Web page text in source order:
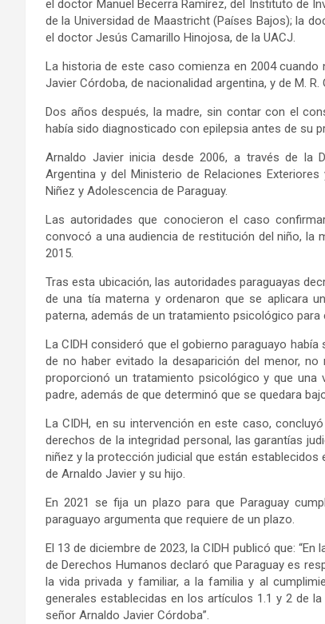
el doctor Manuel Becerra Ramírez, del Instituto de
de la Universidad de Maastricht (Países Bajos); la
el doctor Jesús Camarillo Hinojosa, de la UACJ.
La historia de este caso comienza en 2004
Javier Córdoba, de nacionalidad argentina, y de M.
Dos años después, la madre, sin contar con el
había sido diagnosticado con epilepsia antes de su
Arnaldo Javier inicia desde 2006, a través de la
Argentina y del Ministerio de Relaciones
Niñez y Adolescencia de Paraguay.
Las autoridades que conocieron el caso
convocó a una audiencia de restitución del niño, la
2015.
Tras esta ubicación, las autoridades paraguayas
de una tía materna y ordenaron que se aplicara
paterna, además de un tratamiento psicológico para
La CIDH consideró que el gobierno paraguayo
de no haber evitado la desaparición del menor,
proporcionó un tratamiento psicológico y que
padre, además de que determinó que se quedara
La CIDH, en su intervención en este caso,
derechos de la integridad personal, las garantías
niñez y la protección judicial que están
de Arnaldo Javier y su hijo.
En 2021 se fija un plazo para que Paraguay
paraguayo argumenta que requiere de un plazo.
El 13 de diciembre de 2023, la CIDH publicó que:
de Derechos Humanos declaró que Paraguay es
la vida privada y familiar, a la familia y al
generales establecidas en los artículos 1.1 y 2 de
señor Arnaldo Javier Córdoba”.